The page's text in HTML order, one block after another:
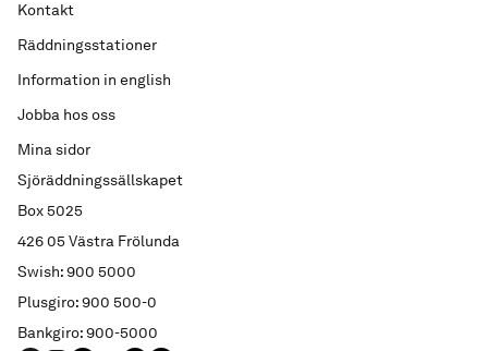
Sjöräddningssällskapet
Box 5025
426 05 Västra Frölunda
Swish: 900 5000
Plusgiro: 900 500-0
Bankgiro: 900-5000
Kontakt
Räddningsstationer
Information in english
Jobba hos oss
Mina sidor